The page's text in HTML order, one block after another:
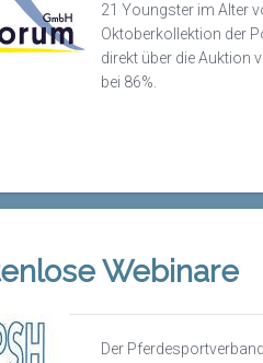
21 Youngster im Alter
Oktoberkollektion der
direkt über die Auktion
bei 86%.
Webinare
Der